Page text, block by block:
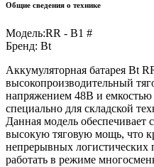
Общие сведения о технике
Модель:RR - B1 #
Бренд: Bt
Аккумуляторная батарея Bt
высокопроизводительный
напряжением 48В и емкостью
специально для складской
Данная модель обеспечивает
высокую тяговую мощь, что
непрерывных логистических
работать в режиме